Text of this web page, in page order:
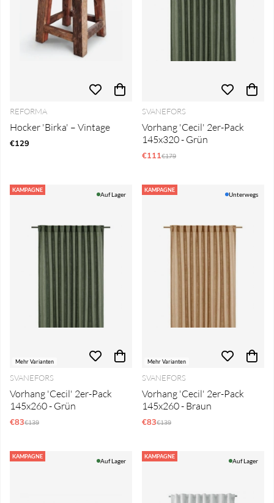
REFORMA
Hocker 'Birka' – Vintage
€129
SVANEFORS
Vorhang 'Cecil' 2er-Pack
145x320 - Grün
€111Regulärer Preis:
€179
KAMPAGNE
Mehr Varianten
Auf Lager
SVANEFORS
Vorhang 'Cecil' 2er-Pack
145x260 - Grün
€83Regulärer Preis:
€139
KAMPAGNE
Mehr Varianten
Unterwegs
SVANEFORS
Vorhang 'Cecil' 2er-Pack
145x260 - Braun
€83Regulärer Preis:
€139
KAMPAGNE
Auf Lager
KAMPAGNE
Auf Lager